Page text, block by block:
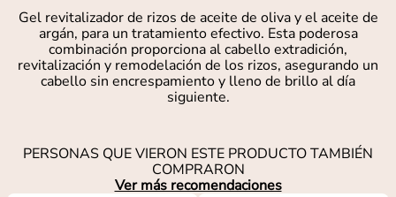
Gel revitalizador de rizos de aceite de oliva y el aceite de
argán, para un tratamiento efectivo. Esta poderosa
combinación proporciona al cabello extradición,
revitalización y remodelación de los rizos, asegurando un
cabello sin encrespamiento y lleno de brillo al día
siguiente.
PERSONAS QUE VIERON ESTE PRODUCTO TAMBIÉN
COMPRARON
Ver más recomendaciones